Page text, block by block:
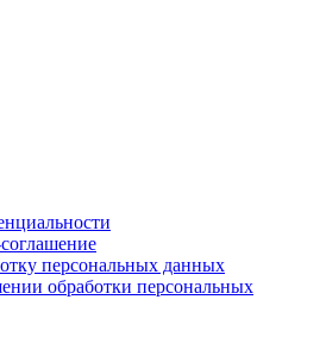
персональных данных
обработки персональных